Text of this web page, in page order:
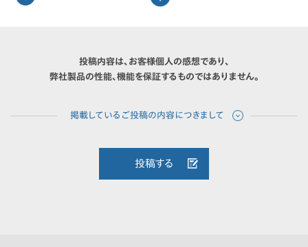
投稿内容は、お客様個人の感想であり、
弊社製品の性能、機能を保証するものではありません。
投稿する